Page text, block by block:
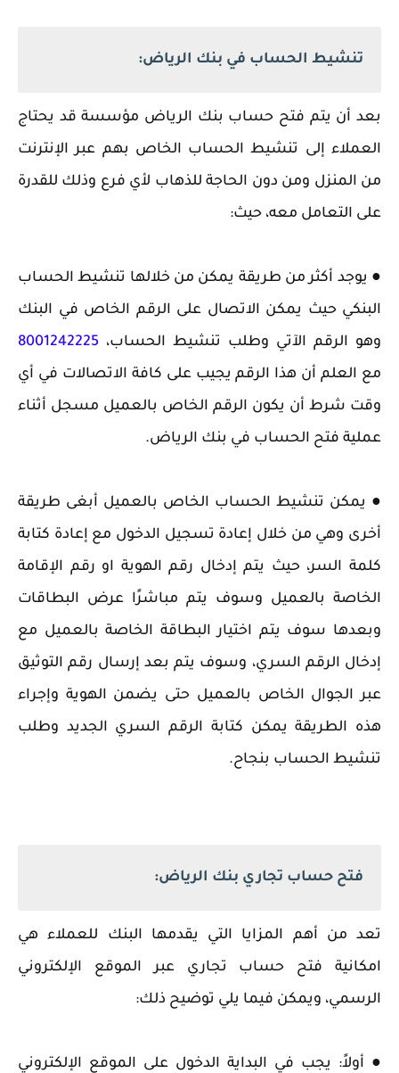
تنشيط الحساب في بنك الرياض:
‏بعد أن يتم فتح حساب بنك الرياض مؤسسة قد يحتاج
العملاء إلى تنشيط الحساب الخاص بهم عبر الإنترنت
من المنزل ومن دون الحاجة للذهاب لأي فرع وذلك للقدرة
على التعامل معه، حيث:
● ‏يوجد أكثر من طريقة يمكن من خلالها تنشيط الحساب
البنكي حيث يمكن الاتصال على الرقم الخاص في البنك
وهو الرقم الآتي وطلب تنشيط الحساب، 8001242225
مع العلم أن هذا الرقم يجيب على كافة الاتصالات في أي
وقت شرط أن يكون الرقم الخاص بالعميل مسجل أثناء
عملية فتح الحساب في بنك الرياض.
● ‏يمكن تنشيط الحساب الخاص بالعميل أبغى طريقة
أخرى وهي من خلال إعادة تسجيل الدخول مع إعادة كتابة
كلمة السر، حيث يتم إدخال رقم الهوية او رقم الإقامة
الخاصة بالعميل وسوف يتم مباشرًا عرض البطاقات
وبعدها سوف يتم اختيار البطاقة الخاصة بالعميل مع
إدخال الرقم السري، وسوف يتم بعد إرسال رقم التوثيق
عبر الجوال الخاص بالعميل حتى يضمن الهوية وإجراء
هذه الطريقة يمكن كتابة الرقم السري الجديد وطلب
تنشيط الحساب بنجاح.
فتح حساب تجاري بنك الرياض:
تعد من أهم المزايا التي يقدمها البنك للعملاء هي
امكانية فتح حساب تجاري عبر الموقع الإلكتروني
الرسمي، ويمكن فيما يلي توضيح ذلك:
● أولاً: يجب في البداية الدخول على الموقع الإلكتروني